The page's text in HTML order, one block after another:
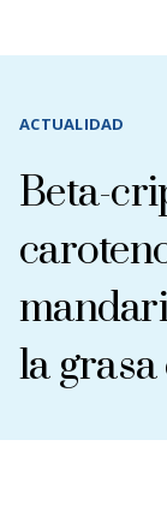
ACTUALIDAD
Beta-
la